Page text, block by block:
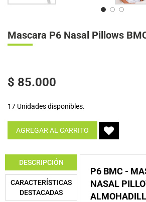
Mascara P6 Nasal Pillows
$ 85.000
17 Unidades disponibles.
AGREGAR AL CARRITO
DESCRIPCIÓN
CARACTERÍSTICAS
DESTACADAS
P6 BMC -
NASAL